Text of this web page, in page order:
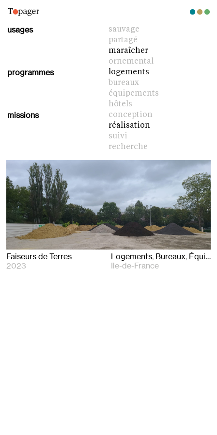
usages
sauvage
partagé
maraîcher
ornemental
programmes
logements
bureaux
équipements
hôtels
missions
conception
réalisation
suivi
recherche
Faiseurs de Terres
2023
Logements Bureaux Équipements
Ile-de-France